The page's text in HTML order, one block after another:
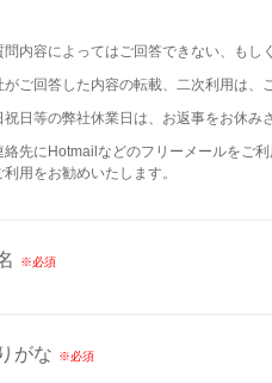
問内容によってはご回答できない、もし
がご回答した内容の転載、二次利用は、
祝日等の弊社休業日は、お返事をお休み
絡先にHotmailなどのフリーメールをご
利用をお勧めいたします。
がな